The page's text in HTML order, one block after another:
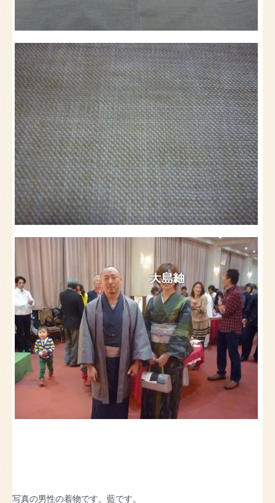
写真の男性の着物です。藍です。